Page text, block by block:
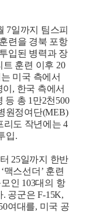
7일까지 팀스피
련을 경북 포항
입된 병력과 장
트 훈련 이후 20
미국 측에서
, 한국 측에서
등 총 1만2천500
원정여단(MEB)
리도 작년에는 4
입.
25일까지 한반
맥스선더’ 훈련
인 103대의 항
공군은 F-15K,
여대를, 미국 공